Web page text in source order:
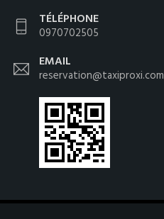
TÉLÉPHONE
0970702505
EMAIL
reservation@taxiproxi.com